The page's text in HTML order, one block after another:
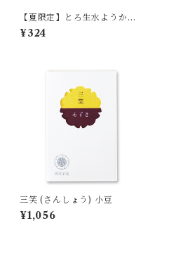
【夏限定】とろ生水ようか
ん 珈琲 (コーヒー) 単品
【季節限定/期間限定】
¥324
三笑 (さんしょう) 小豆
¥1,056